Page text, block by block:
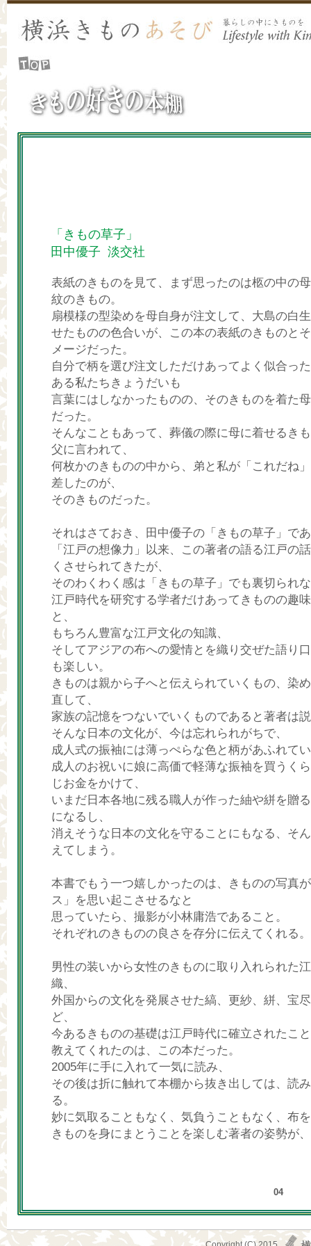
「きもの草子」
田中優子 淡交社
表紙のきものを見て、まず思ったのは柩の中の
紋のきもの。
扇模様の型染めを母自身が注文して、大島の白
せたものの色合いが、この本の表紙のきものと
メージだった。
自分で柄を選び注文しただけあってよく似合っ
ある私たちきょうだいも
言葉にはしなかったものの、そのきものを着た
だった。
そんなこともあって、葬儀の際に母に着せるき
父に言われて、
何枚かのきものの中から、弟と私が「これだね
差したのが、
そのきものだった。
それはさておき、田中優子の「きもの草子」で
「江戸の想像力」以来、この著者の語る江戸の
くさせられてきたが、
そのわくわく感は「きもの草子」でも裏切られ
江戸時代を研究する学者だけあってきものの趣
と、
もちろん豊富な江戸文化の知識、
そしてアジアの布への愛情とを織り交ぜた語り
も楽しい。
きものは親から子へと伝えられていくもの、染
直して、
家族の記憶をつないでいくものであると著者は
そんな日本の文化が、今は忘れられがちで、
成人式の振袖には薄っぺらな色と柄があふれて
成人のお祝いに娘に高価で軽薄な振袖を買うく
じお金をかけて、
いまだ日本各地に残る職人が作った紬や絣を贈
になるし、
消えそうな日本の文化を守ることにもなる、そ
えてしまう。
本書でもう一つ嬉しかったのは、きものの写真
ス」を思い起こさせるなと
思っていたら、撮影が小林庸浩であること。
それぞれのきものの良さを存分に伝えてくれる。
男性の装いから女性のきものに取り入れられた
織、
外国からの文化を発展させた縞、更紗、絣、宝
ど、
今あるきものの基礎は江戸時代に確立されたこ
教えてくれたのは、この本だった。
2005年に手に入れて一気に読み、
その後は折に触れて本棚から抜き出しては、読
る。
妙に気取ることもなく、気負うこともなく、布
きものを身にまとうことを楽しむ著者の姿勢が
04